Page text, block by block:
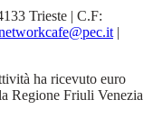
Trieste | C.F:
|
ha ricevuto euro
Regione Friuli Venezia